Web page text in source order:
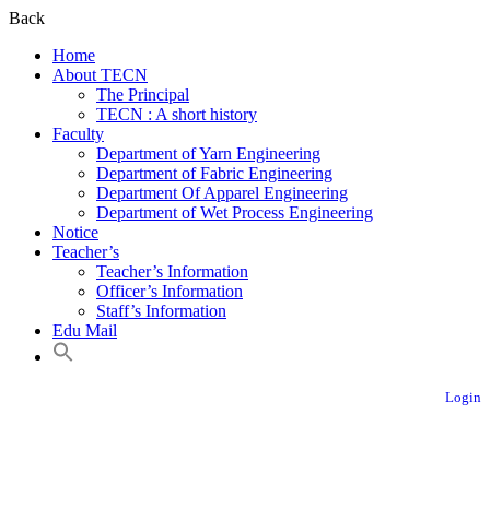
Back
Home
About TECN
The Principal
TECN : A short history
Faculty
Department of Yarn Engineering
Department of Fabric Engineering
Department Of Apparel Engineering
Department of Wet Process Engineering
Notice
Teacher’s
Teacher’s Information
Officer’s Information
Staff’s Information
Edu Mail
Login